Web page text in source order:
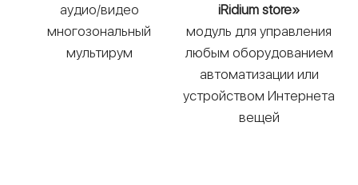
аудио/видео
многозональный
мультирум
iRidium store»
модуль для управления
любым оборудованием
автоматизации или
устройством Интернета
вещей